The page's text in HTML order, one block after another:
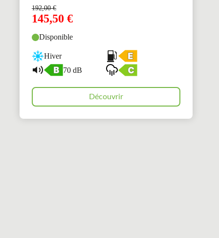
192,00€
145,50 €
Disponible
Hiver
70 dB
Découvrir